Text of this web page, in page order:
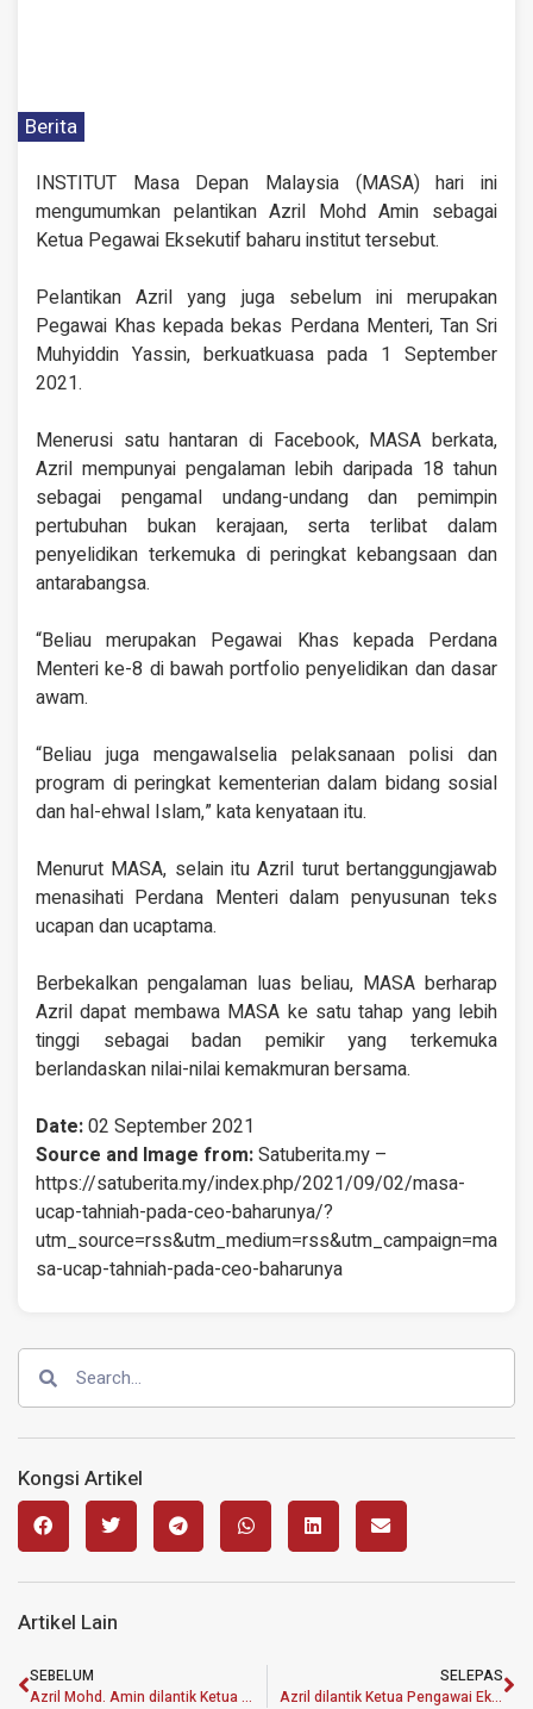
Berita
INSTITUT Masa Depan Malaysia (MASA) hari ini
mengumumkan pelantikan Azril Mohd Amin sebagai
Ketua Pegawai Eksekutif baharu institut tersebut.
Pelantikan Azril yang juga sebelum ini merupakan
Pegawai Khas kepada bekas Perdana Menteri, Tan Sri
Muhyiddin Yassin, berkuatkuasa pada 1 September
2021.
Menerusi satu hantaran di Facebook, MASA berkata,
Azril mempunyai pengalaman lebih daripada 18 tahun
sebagai pengamal undang-undang dan pemimpin
pertubuhan bukan kerajaan, serta terlibat dalam
penyelidikan terkemuka di peringkat kebangsaan dan
antarabangsa.
“Beliau merupakan Pegawai Khas kepada Perdana
Menteri ke-8 di bawah portfolio penyelidikan dan dasar
awam.
“Beliau juga mengawalselia pelaksanaan polisi dan
program di peringkat kementerian dalam bidang sosial
dan hal-ehwal Islam,” kata kenyataan itu.
Menurut MASA, selain itu Azril turut bertanggungjawab
menasihati Perdana Menteri dalam penyusunan teks
ucapan dan ucaptama.
Berbekalkan pengalaman luas beliau, MASA berharap
Azril dapat membawa MASA ke satu tahap yang lebih
tinggi sebagai badan pemikir yang terkemuka
berlandaskan nilai-nilai kemakmuran bersama.
Date:02 September 2021
Source and Image from:Satuberita.my –
https://satuberita.my/index.php/2021/09/02/masa-
ucap-tahniah-pada-ceo-baharunya/?
utm_source=rss&utm_medium=rss&utm_campaign=ma
sa-ucap-tahniah-pada-ceo-baharunya
Kongsi Artikel
Artikel Lain
SEBELUM
Azril Mohd. Amin dilantik Ketua Pegawai Eksekutif MASA
SELEPAS
Azril dilantik Ketua Pengawai Eksekutif Institut MASA